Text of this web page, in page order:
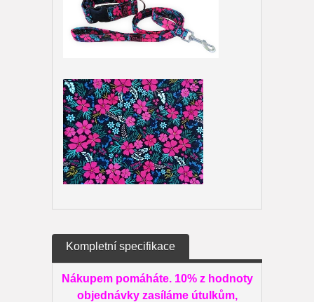
Kompletní specifikace
Nákupem pomáháte. 10% z hodnoty
objednávky zasíláme útulkům,